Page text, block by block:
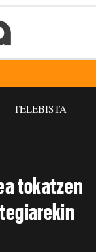
TELEBISTA
tokatzen